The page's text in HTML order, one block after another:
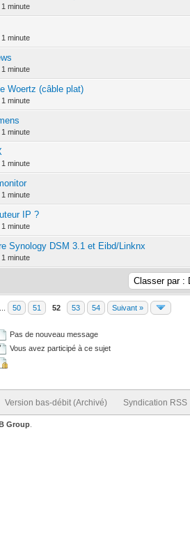
minute
minute
sur 5 en moyenne
minute
sur 5 en moyenne
Woertz (câble plat)
minute
0 sur 5 en moyenne
12 345
minute
0 sur 5 en moyenne
minute
sur 5 en moyenne
minute
sur 5 en moyenne
IP ?
minute
sur 5 en moyenne
1 2
Synology DSM 3.1 et Eibd/Linknx
minute
0 sur 5 en moyenne
1234 5
50 51 52 53 54 Suivant »
Pas de nouveau message
Vous avez participé à ce sujet
Version bas-débit (Archivé) Syndication RSS
Group